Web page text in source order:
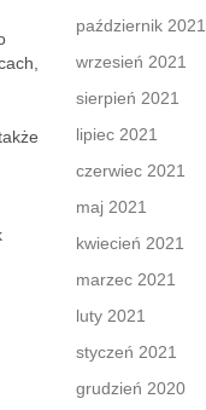
październik 2021
wrzesień 2021
sierpień 2021
lipiec 2021
czerwiec 2021
maj 2021
kwiecień 2021
marzec 2021
luty 2021
styczeń 2021
grudzień 2020